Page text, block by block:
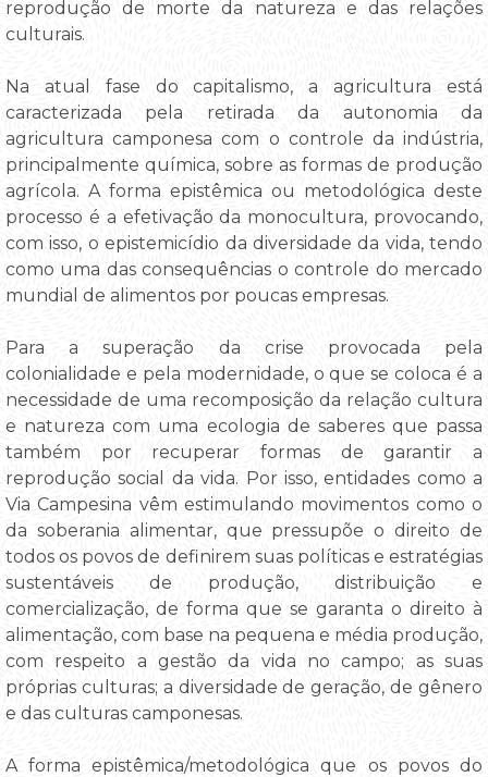
reprodução de morte da natureza e das relações
culturais.
Na atual fase do capitalismo, a agricultura está
caracterizada pela retirada da autonomia da
agricultura camponesa com o controle da indústria,
principalmente química, sobre as formas de produção
agrícola. A forma epistêmica ou metodológica deste
processo é a efetivação da monocultura, provocando,
com isso, o epistemicídio da diversidade da vida, tendo
como uma das consequências o controle do mercado
mundial de alimentos por poucas empresas.
Para a superação da crise provocada pela
colonialidade e pela modernidade, o que se coloca é a
necessidade de uma recomposição da relação cultura
e natureza com uma ecologia de saberes que passa
também por recuperar formas de garantir a
reprodução social da vida. Por isso, entidades como a
Via Campesina vêm estimulando movimentos como o
da soberania alimentar, que pressupõe o direito de
todos os povos de definirem suas políticas e estratégias
sustentáveis de produção, distribuição e
comercialização, de forma que se garanta o direito à
alimentação, com base na pequena e média produção,
com respeito a gestão da vida no campo; as suas
próprias culturas; a diversidade de geração, de gênero
e das culturas camponesas.
A forma epistêmica/metodológica que os povos do